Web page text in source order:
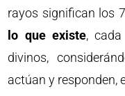
rayos significan los
lo que existe,
divinos,
actúan y responden,